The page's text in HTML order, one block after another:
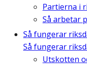
Partierna i
Så arbetar
Så fungerar
Så fungerar
Utskotten